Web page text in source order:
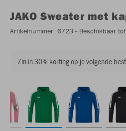
JAKO Sweater met
Artikelnummer: 6723 - Beschikbaar
Zin in 30% korting op je volgende